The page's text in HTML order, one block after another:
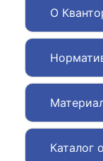
О
Каталог